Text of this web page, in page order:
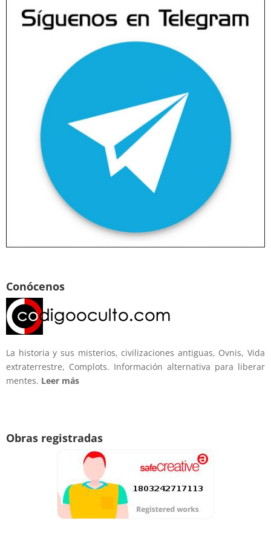
Conócenos
La historia y sus misterios, civilizaciones antiguas, Ovnis, Vida
extraterrestre, Complots. Información alternativa para liberar
mentes. Leer más
Obras registradas